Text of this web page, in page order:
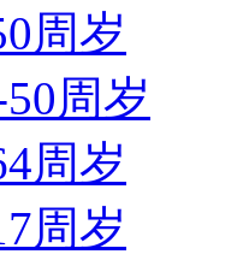
周岁
50周岁
周岁
周岁